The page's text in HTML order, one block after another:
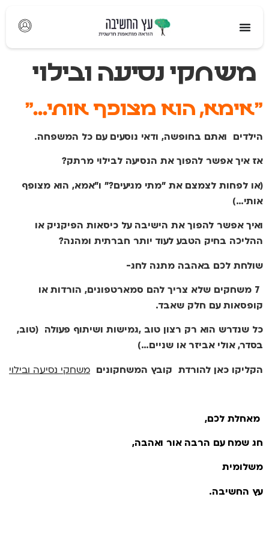
משחקי נסיעה ובילוי
"אימא, הוא מצופף אותי…"
הילדים ואתם בחופשה, ודאי נוסעים עם כל המשפחה.
אז איך אפשר להפוך את הנסיעה לבילוי מרתק?
(או לפחות לצמצם את "מתי מגיעים?" ו"אמא, הוא מצופף
אותי…)
ואיך אפשר להפוך את הישיבה על כיסאות הפיקניק או
ההליכה בחיק הטבע לעוד יותר חברתית ומהנה?
שולחת לכם באהבה מתנה לחג-
7 משחקים שלא צריך להם סמארטפונים, הורדות או
קופסאות עם חלק שאבד.
כל שנדרש הוא רק רצון טוב ,גמישות ושיתוף פעולה (טוב,
בסדר, אולי אביזר או שניים…)
הקליקו כאן להורדת קובץ המשחקונים משחקי נסיעה ובילוי
מאחלת לכם,
חג שמח עם הרבה אור ואהבה,
משלומית
עץ החשיבה.